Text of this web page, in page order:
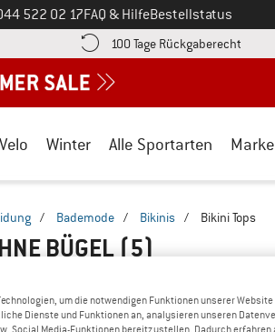
uns an unter
522 02 17FAQ & HilfeBestellstatus
Infos hier! Öffnet sich in einer Infobox
100 Tage Rückgaberecht
Velo Winter Alle Sportarten
/ Bademode / Bikinis / Bikini Tops
BÜGEL(5)
um die notwendigen Funktionen unserer Website
Dienste und Funktionen an, analysieren unseren
Social Media-Funktionen bereitzustellen. Dadurch erfahren